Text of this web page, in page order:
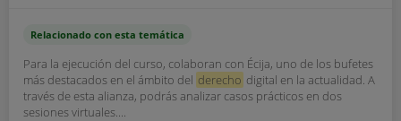
Relacionado con esta temática
Para la ejecución del curso, colaboran con Écija, uno de los bufetes
más destacados en el ámbito del derecho digital en la actualidad. A
través de esta alianza, podrás analizar casos prácticos en dos
sesiones virtuales....